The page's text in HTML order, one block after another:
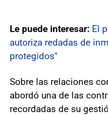
Le puede interesar: El
autoriza redadas de
protegidos"
Sobre las relaciones
abordó una de las
recordadas de su